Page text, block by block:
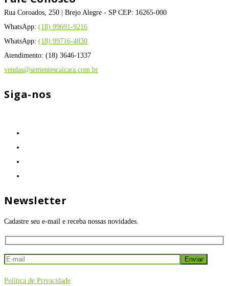
Rua Coroados, 250 | Brejo Alegre - SP CEP: 16265-000
WhatsApp: (18) 99691-9216
WhatsApp: (18) 99716-4830
Atendimento: (18) 3646-1337
vendas@sementescaicara.com.br
Siga-nos
Newsletter
Cadastre seu e-mail e receba nossas novidades.
Política de Privacidade